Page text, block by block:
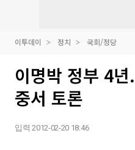
이투데이 정치 국회/정당
이명박 정부 4
중서 토론
입력 2012-02-20 18:46